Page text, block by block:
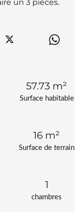
Surface habitable
57.73 m²
Surface de terrain
16 m²
chambres
1
un 3 pièces.